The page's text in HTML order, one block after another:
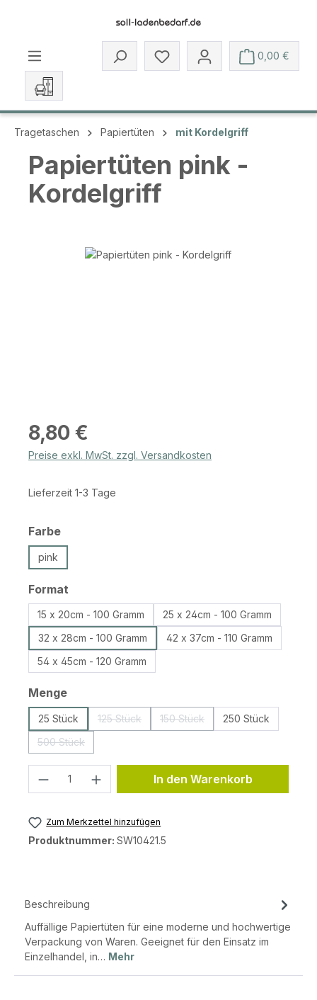
Du hast 0 Produkte auf dem
0,00 €
Tragetaschen Papiertüten mit Kordelgriff
Papiertüten pink -
Kordelgriff
Bildergalerie überspringen
Regulärer Preis:
8,80 €
Preise exkl. MwSt. zzgl. Versandkosten
Lieferzeit 1-3 Tage
Farbeauswählen
pink
Format
15 x 20cm - 100 Gramm
25 x 24cm - 100 Gramm
32 x 28cm - 100 Gramm
42 x 37cm - 110 Gramm
54 x 45cm - 120 Gramm
Mengeauswählen
25 Stück 125 Stück 150 Stück
250 Stück
500 Stück
Produkt Anzahl: Gib den
In den Warenkorb
Zum Merkzettel hinzufügen
Produktnummer: SW10421.5
Beschreibung
Auffällige Papiertüten für eine moderne und hochwertige
Verpackung von Waren. Geeignet für den Einsatz im
Einzelhandel, in… Mehr